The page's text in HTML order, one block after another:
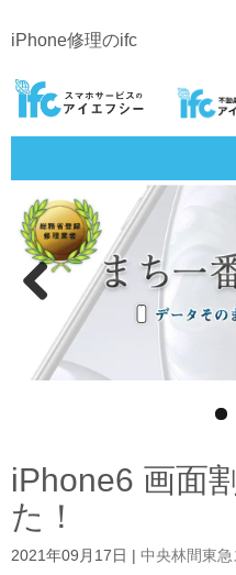
iPhone修理のifc
iPhone6 画面
た！
2021年09月17日 中央林間東